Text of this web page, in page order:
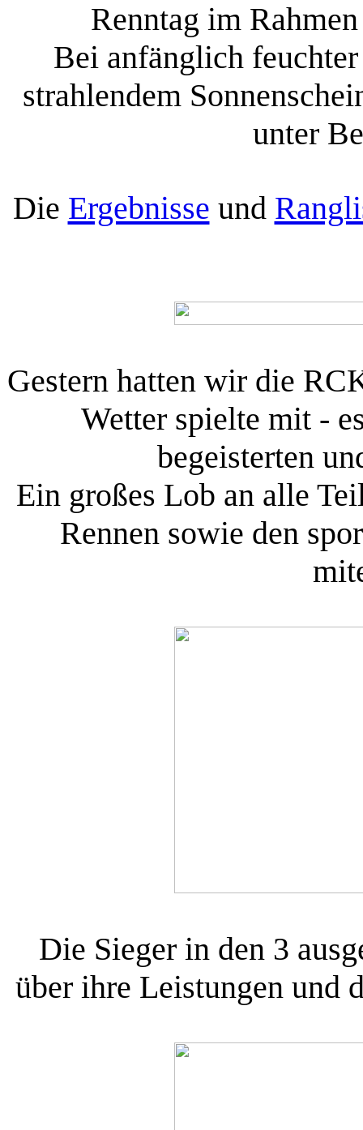
Renntag im
Bei anfänglich
strahlendem
unter
Die Ergebnisse und
Gestern hatten wir die
Wetter spielte mit -
begeisterten
Ein großes Lob an alle
Rennen sowie den
Die Sieger in den 3
über ihre Leistungen und